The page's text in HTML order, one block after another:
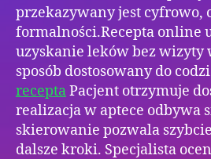
przekazywany jest cyfrowo,
formalności.Recepta online
uzyskanie leków bez wizyty
sposób dostosowany do
receptaPacjent otrzymuje
realizacja w aptece odbywa
skierowanie pozwala
dalsze kroki. Specjalista